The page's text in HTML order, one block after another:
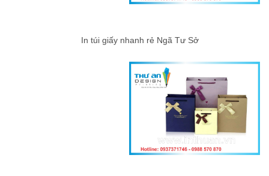
In túi giấy nhanh rẻ Ngã Tư Sở